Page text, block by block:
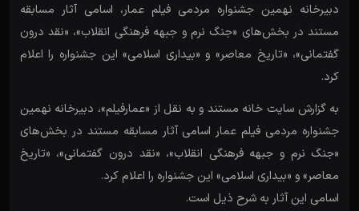
دبیرخانه نهمین جشنواره مردمی فیلم عمار، اسامی آثار مسابقه
مستند در بخش‌های «جنگ نرم و جبهه فرهنگی انقلاب»، «نقد درون
گفتمانی»، «تاریخ معاصر» و «بیداری اسلامی» این جشنواره را اعلام
کرد.
به گزارش سایت خانه مستند و به نقل از «عمارفیلم»، دبیرخانه نهمین
جشنواره مردمی فیلم عمار اسامی آثار مسابقه مستند در بخش‌های
«جنگ نرم و جبهه فرهنگی انقلاب»، «نقد درون گفتمانی»، «تاریخ
معاصر» و «بیداری اسلامی» این جشنواره را اعلام کرد.
اسامی این آثار به شرح ذیل است.